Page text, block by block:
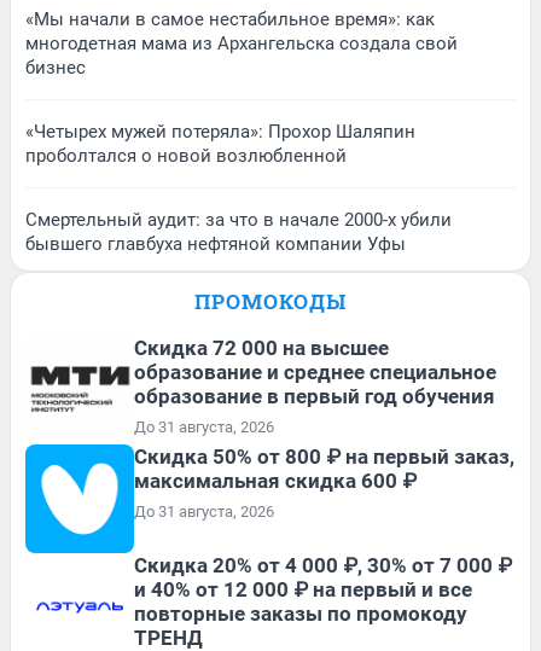
«Мы начали в самое нестабильное время»: как
многодетная мама из Архангельска создала свой
бизнес
«Четырех мужей потеряла»: Прохор Шаляпин
проболтался о новой возлюбленной
Смертельный аудит: за что в начале 2000-х убили
бывшего главбуха нефтяной компании Уфы
ПРОМОКОДЫ
Скидка 72 000 на высшее
образование и среднее специальное
образование в первый год обучения
До 31 августа, 2026
Скидка 50% от 800 ₽ на первый заказ,
максимальная скидка 600 ₽
До 31 августа, 2026
Скидка 20% от 4 000 ₽, 30% от 7 000 ₽
и 40% от 12 000 ₽ на первый и все
повторные заказы по промокоду
ТРЕНД